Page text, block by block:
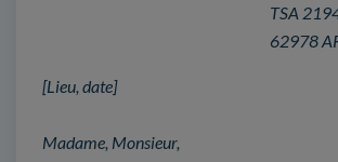
TSA
62978
[Lieu, date]
Madame, Monsieur,